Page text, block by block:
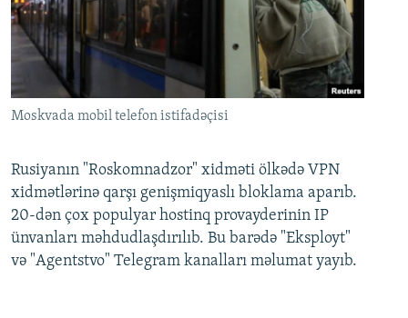
Moskvada mobil telefon istifadəçisi
Rusiyanın "Roskomnadzor" xidməti ölkədə VPN
xidmətlərinə qarşı genişmiqyaslı bloklama aparıb.
20-dən çox populyar hostinq provayderinin IP
ünvanları məhdudlaşdırılıb. Bu barədə "Eksployt"
və "Agentstvo" Telegram kanalları məlumat yayıb.